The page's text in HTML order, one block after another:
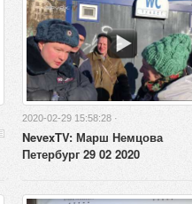
2020-02-29 15:58:28 ·
NevexTV: Марш Немцова
Петербург 29 02 2020